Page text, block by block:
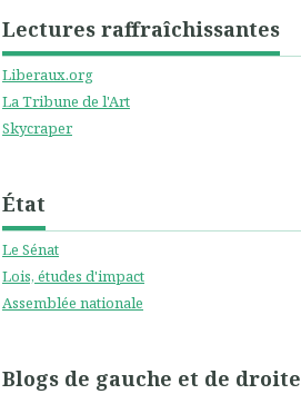
Lectures raffraîchissantes
Liberaux.org
La Tribune de l'Art
Skycraper
État
Le Sénat
Lois, études d'impact
Assemblée nationale
Blogs de gauche et de droite